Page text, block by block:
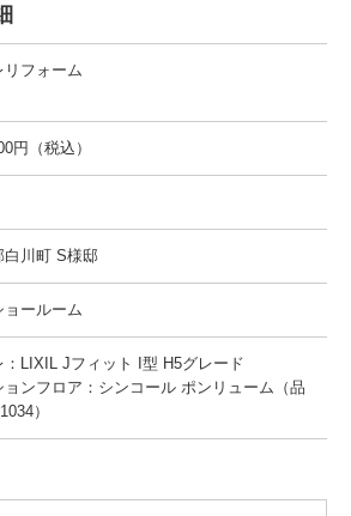
リフォーム
円（税込）
白川町 S様邸
ョールーム
：LIXIL Jフィット I型 H5グレード
ョンフロア：シンコール ポンリューム（品
）